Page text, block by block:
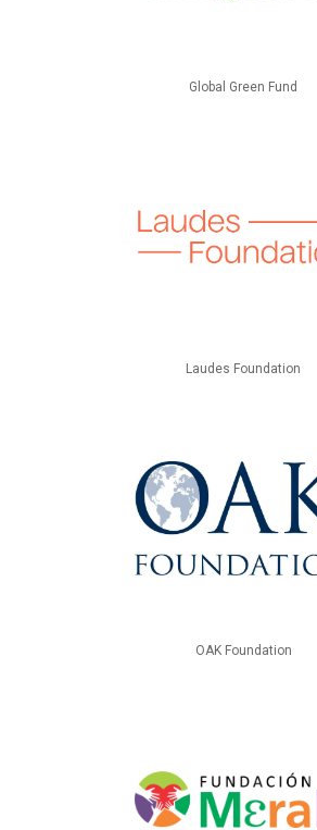
Global Green Fund
Laudes Foundation
OAK Foundation